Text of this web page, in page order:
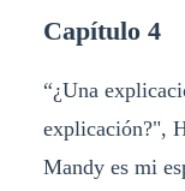
Capítulo 4
“¿Una
explicación?",
Mandy es mi